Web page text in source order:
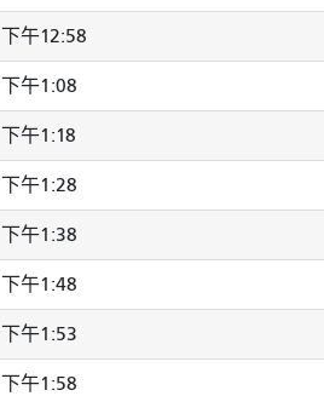
下午12:58
下午1:08
下午1:18
下午1:28
下午1:38
下午1:48
下午1:53
下午1:58